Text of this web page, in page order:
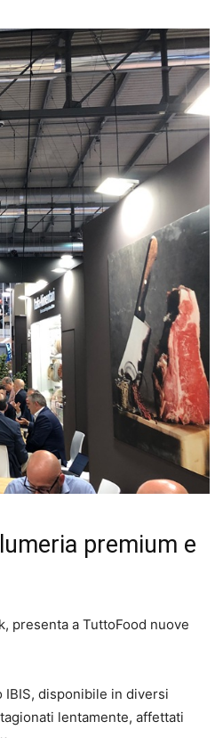
premium e
presenta a TuttoFood nuove
IBIS, disponibile in diversi
lentamente, affettati